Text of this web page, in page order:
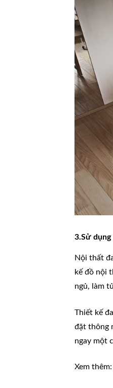
3.Sử
Nội thất
kế đồ nội
ngủ, làm
Thiết kế
đặt thông
ngay một
Xem thêm: